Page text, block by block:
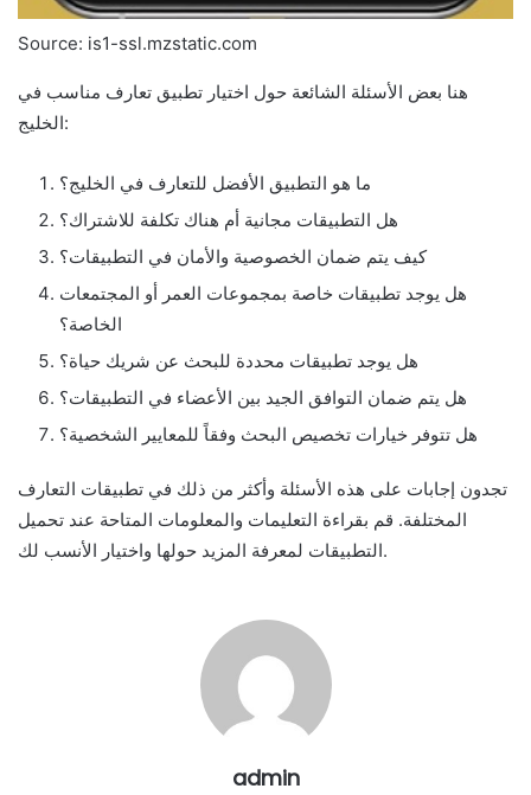
Source: is1-ssl.mzstatic.com
هنا بعض الأسئلة الشائعة حول اختيار تطبيق تعارف مناسب في
الخليج:
ما هو التطبيق الأفضل للتعارف في الخليج؟
هل التطبيقات مجانية أم هناك تكلفة للاشتراك؟
كيف يتم ضمان الخصوصية والأمان في التطبيقات؟
هل يوجد تطبيقات خاصة بمجموعات العمر أو المجتمعات
الخاصة؟
هل يوجد تطبيقات محددة للبحث عن شريك حياة؟
هل يتم ضمان التوافق الجيد بين الأعضاء في التطبيقات؟
هل تتوفر خيارات تخصيص البحث وفقاً للمعايير الشخصية؟
تجدون إجابات على هذه الأسئلة وأكثر من ذلك في تطبيقات التعارف
المختلفة. قم بقراءة التعليمات والمعلومات المتاحة عند تحميل
التطبيقات لمعرفة المزيد حولها واختيار الأنسب لك.
admin